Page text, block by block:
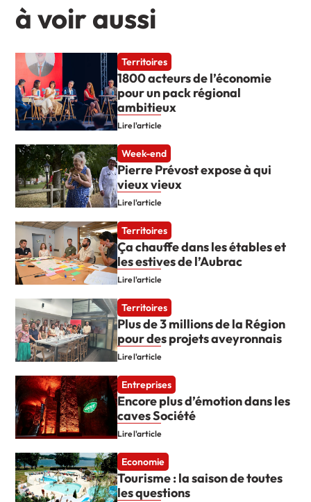
à voir aussi
Territoires
1800 acteurs de l’économie
pour un pack régional
ambitieux
Lire l'article
Week-end
Pierre Prévost expose à qui
vieux vieux
Lire l'article
Territoires
Ça chauffe dans les étables et
les estives de l’Aubrac
Lire l'article
Territoires
Plus de 3 millions de la Région
pour des projets aveyronnais
Lire l'article
Entreprises
Encore plus d’émotion dans les
caves Société
Lire l'article
Economie
Tourisme : la saison de toutes
les questions